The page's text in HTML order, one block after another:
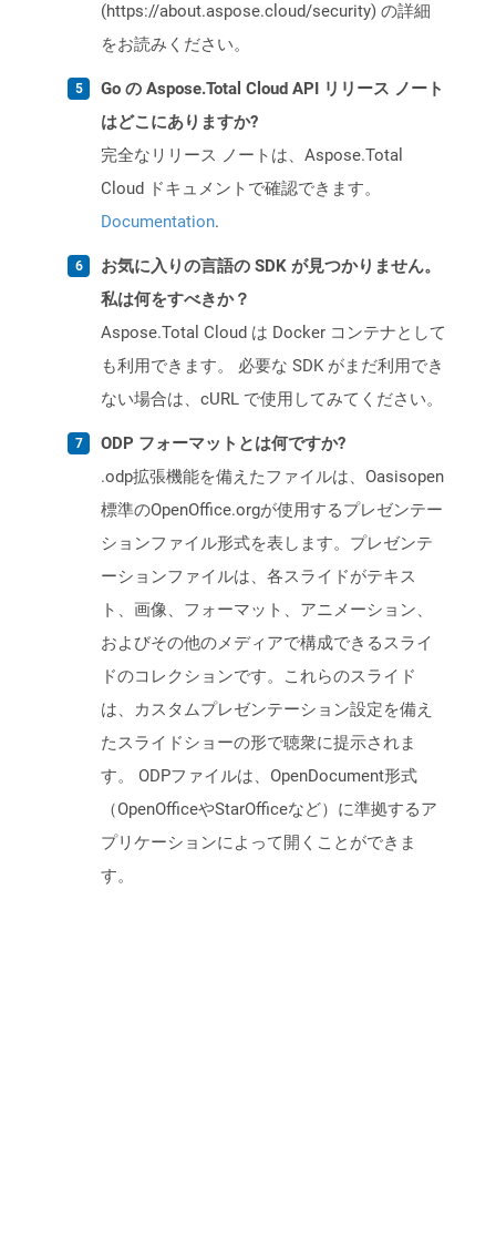
(https://about.aspose.cloud/security) の詳細
をお読みください。
Go の Aspose.Total Cloud API リリース ノート
はどこにありますか?
完全なリリース ノートは、Aspose.Total
Cloud ドキュメントで確認できます。
Documentation.
お気に入りの言語の SDK が見つかりません。
私は何をすべきか？
Aspose.Total Cloud は Docker コンテナとして
も利用できます。 必要な SDK がまだ利用でき
ない場合は、cURL で使用してみてください。
ODP フォーマットとは何ですか?
.odp拡張機能を備えたファイルは、Oasisopen
標準のOpenOffice.orgが使用するプレゼンテー
ションファイル形式を表します。プレゼンテ
ーションファイルは、各スライドがテキス
ト、画像、フォーマット、アニメーション、
およびその他のメディアで構成できるスライ
ドのコレクションです。これらのスライド
は、カスタムプレゼンテーション設定を備え
たスライドショーの形で聴衆に提示されま
す。 ODPファイルは、OpenDocument形式
（OpenOfficeやStarOfficeなど）に準拠するア
プリケーションによって開くことができま
す。